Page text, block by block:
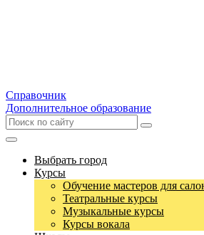
Справочник
Дополнительное образование
Выбрать город
Курсы
Обучение мастеров для
Театральные курсы
Музыкальные курсы
Курсы вокала